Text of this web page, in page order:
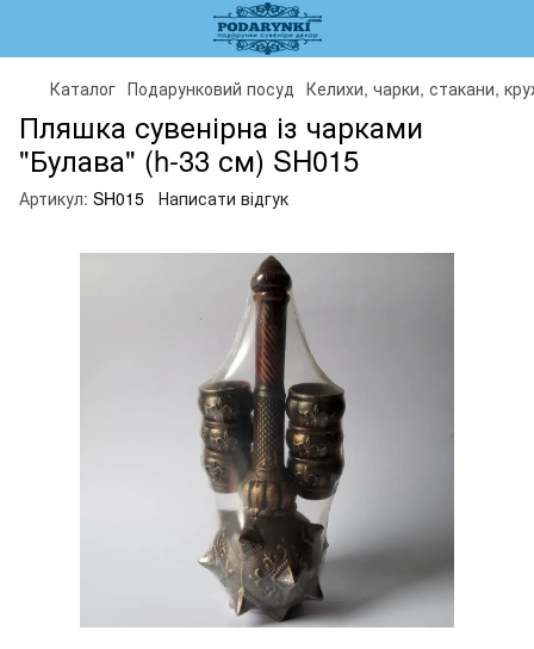
Каталог Подарунковий посуд Келихи, чарки, стакани,
Пляшка сувенірна із чарками
"Булава" (h-33 см) SH015
Артикул: SH015 Написати відгук